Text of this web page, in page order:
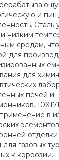
и
Сталь
низким
средам,
для
для
печей и
в
для газовых
к коррозии.